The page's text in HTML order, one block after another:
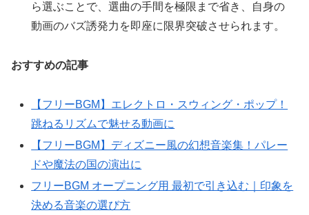
ら選ぶことで、選曲の手間を極限まで省き、自身の
動画のバズ誘発力を即座に限界突破させられます。
おすすめの記事
【フリーBGM】エレクトロ・スウィング・ポップ！
跳ねるリズムで魅せる動画に
【フリーBGM】ディズニー風の幻想音楽集！パレー
ドや魔法の国の演出に
フリーBGM オープニング用 最初で引き込む｜印象を
決める音楽の選び方